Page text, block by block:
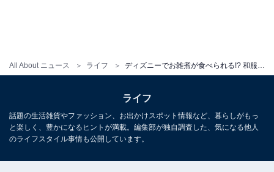
All About ニュース ライフ
「れすとらん北齋」は柚子の爽やかな香りが漂うすまし
仕立て、「レストラン櫻」は鴨のつみれが入った雑煮椀
に桜を模した麩（ふ）と焼き餅も別添えで提供。どちら
ライフ
話題の生活雑貨やファッション、お出かけスポット情報など、暮らしがもっ
と楽しく、豊かになるヒントが満載。編集部が独自調査した、気になる他人
のライフスタイル事情も公開しています。